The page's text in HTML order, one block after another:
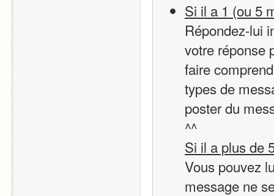
Si il a 1 (ou 5
Répondez-lui
votre réponse
faire
types de
poster du
^^
Si il a plus de
Vous pouvez
message ne